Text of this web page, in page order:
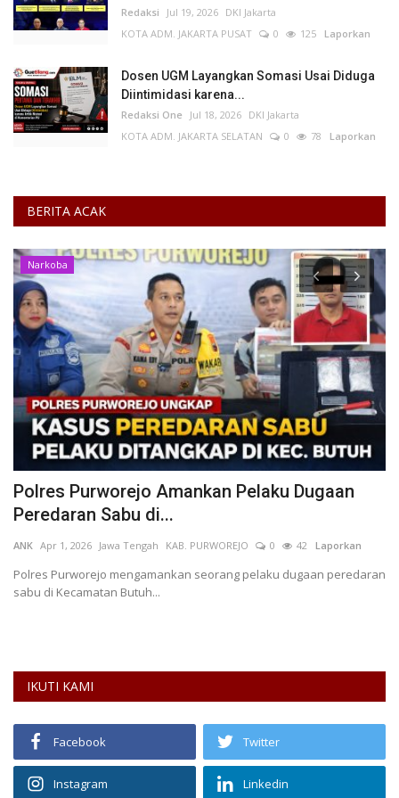
Redaksi Jul 19, 2026 DKI Jakarta
KOTA ADM. JAKARTA PUSAT
0 125 Laporkan
Dosen UGM Layangkan Somasi Usai Diduga
Diintimidasi karena...
Redaksi One Jul 18, 2026 DKI Jakarta
KOTA ADM. JAKARTA SELATAN
0 78 Laporkan
BERITA ACAK
Narkoba
Polres Purworejo Amankan Pelaku Dugaan
Peredaran Sabu di...
ANK Apr 1, 2026 Jawa Tengah KAB. PURWOREJO 0 42 Laporkan
Polres Purworejo mengamankan seorang pelaku dugaan peredaran
sabu di Kecamatan Butuh...
IKUTI KAMI
Facebook Twitter
Instagram Linkedin